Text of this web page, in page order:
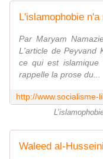
Par Maryam
L'article de Peyvand
ce qui est
rappelle la prose du...